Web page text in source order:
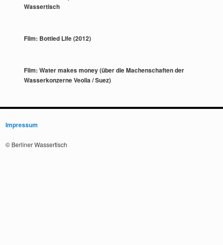
Wassertisch
Film: Bottled Life (2012)
Film: Water makes money (über die Machenschaften der
Wasserkonzerne Veolia / Suez)
Impressum
© Berliner Wassertisch